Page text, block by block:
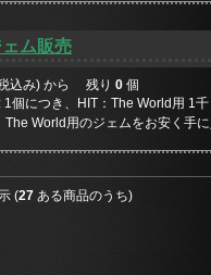
ム販売
込み) から 残り 0 個
1個につき、HIT：The World用 1
The World用のジェムをお安く手
(27ある商品のうち)